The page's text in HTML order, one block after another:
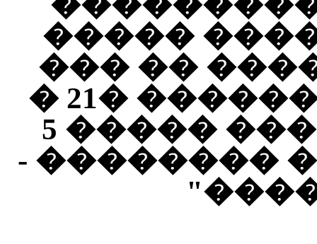
������ :
��� ����
����)). ����� ������� �21 �
113 ������ ������ ����� 5
"�����